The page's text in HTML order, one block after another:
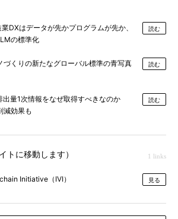
DXはデータが先かプログラムが先か、
の標準化
読む
づくりの新たなグローバル標準の青写真
読む
出量1次情報をなぜ取得すべきなのか
減効果も
読む
トに移動します） 1 links
Initiative（IVI） 見る